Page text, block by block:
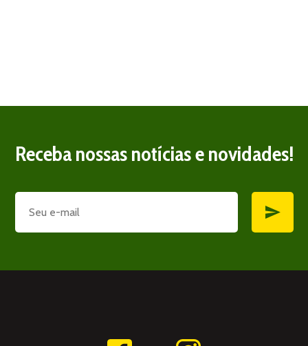
Receba nossas notícias e novidades!